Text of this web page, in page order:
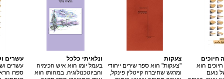
חיוכים
הוא
נועם
צעקות
"צעקות" הוא ספר שירים ייחודי
ומרגש שחיברה קייטלין פינקל,
ונלאיתי כלכל
בעמל יומו הוא איש הכימיה
והביוטכנולוגיה. במהותו הוא
עשרים
עשרים
ספרו